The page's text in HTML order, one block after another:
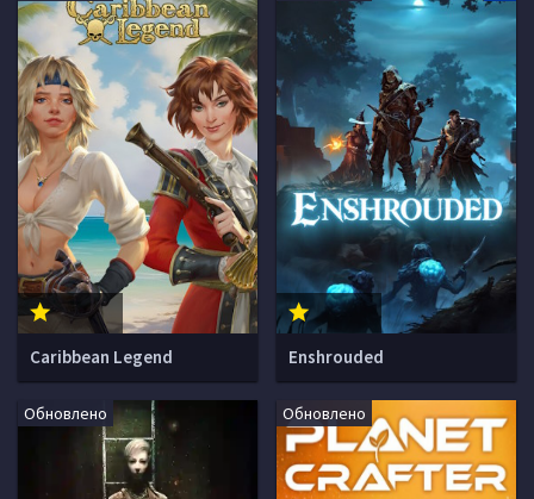
Caribbean Legend Enshrouded
Обновлено Обновлено